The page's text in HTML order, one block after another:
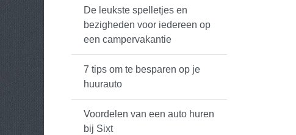
De leukste spelletjes en
bezigheden voor iedereen op
een campervakantie
7 tips om te besparen op je
huurauto
Voordelen van een auto huren
bij Sixt